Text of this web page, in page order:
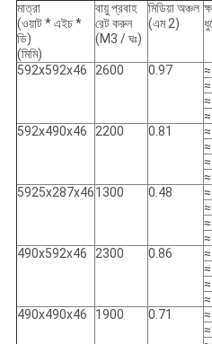
মাত্রা
(ওয়াট * এইচ *
ডি)
(মিমি)
বায়ু প্রবাহ
রেট করুন
(M3 / ঘঃ)
মিডিয়া অঞ্চল
(এম 2)
592x592x46 2600 0.97
592x490x46
2200 0.81
5925x287x461300 0.48
490x592x46
2300 0.86
490x490x46
1900 0.71